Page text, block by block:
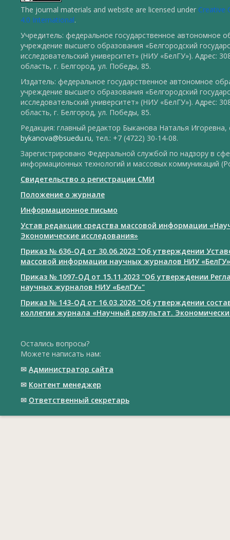
The journal materials and website are licensed under Creative
4.0 International.
Учредитель: федеральное государственное автономное
учреждение высшего образования «Белгородский
исследовательский университет» (НИУ «БелГУ»). Адрес:
область, г. Белгород, ул. Победы, 85.
Издатель: федеральное государственное автономное
учреждение высшего образования «Белгородский
исследовательский университет» (НИУ «БелГУ»). Адрес:
область, г. Белгород, ул. Победы, 85.
Редакция: главный редактор Быканова Наталья Игоревна,
bykanova@bsuedu.ru, тел.: +7 (4722) 30-14-08.
Зарегистрировано Федеральной службой по надзору в
информационных технологий и массовых коммуникаций
Свидетельство о регистрации СМИ
Положение о журнале
Информационное письмо
Устав редакции средства массовой информации
Экономические исследования»
Приказ № 636-ОД от 30.06.2023 "Об утверждении
массовой информации научных журналов НИУ «БелГУ»
Приказ № 1097-ОД от 15.11.2023 "Об утверждении
научных журналов НИУ «БелГУ»"
Приказ № 143-ОД от 16.03.2026 "Об утверждении
коллегии журнала «Научный результат.
Остались вопросы?
Можете написать нам:
✉ Администратор сайта
✉ Контент менеджер
✉ Ответственный cекретарь